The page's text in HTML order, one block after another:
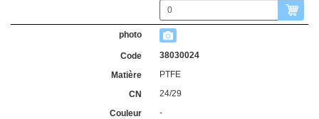
38030024
PTFE
24/29
-